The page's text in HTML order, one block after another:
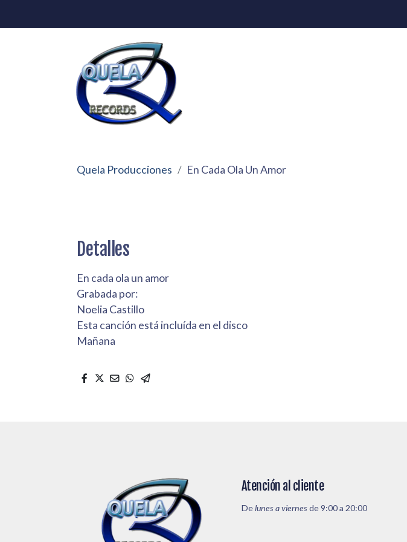
Quela Producciones En Cada Ola Un Amor
Detalles
En cada ola un amor
Grabada por:
Noelia Castillo
Esta canción está incluída en el disco
Mañana
Atención al cliente
Delunes a viernesde 9:00 a 20:00